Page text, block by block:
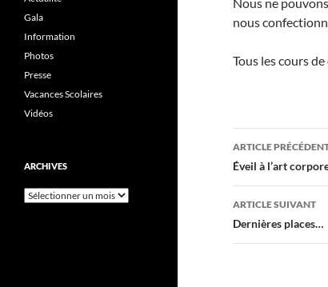
nous
Tous les cours
des
articles
ARTICLE
Éveil à l’art
ARTICLE SUIVANT
Dernières places…
Gala
Information
Photos
Presse
Vacances Scolaires
Vidéos
ARCHIVES
Archives